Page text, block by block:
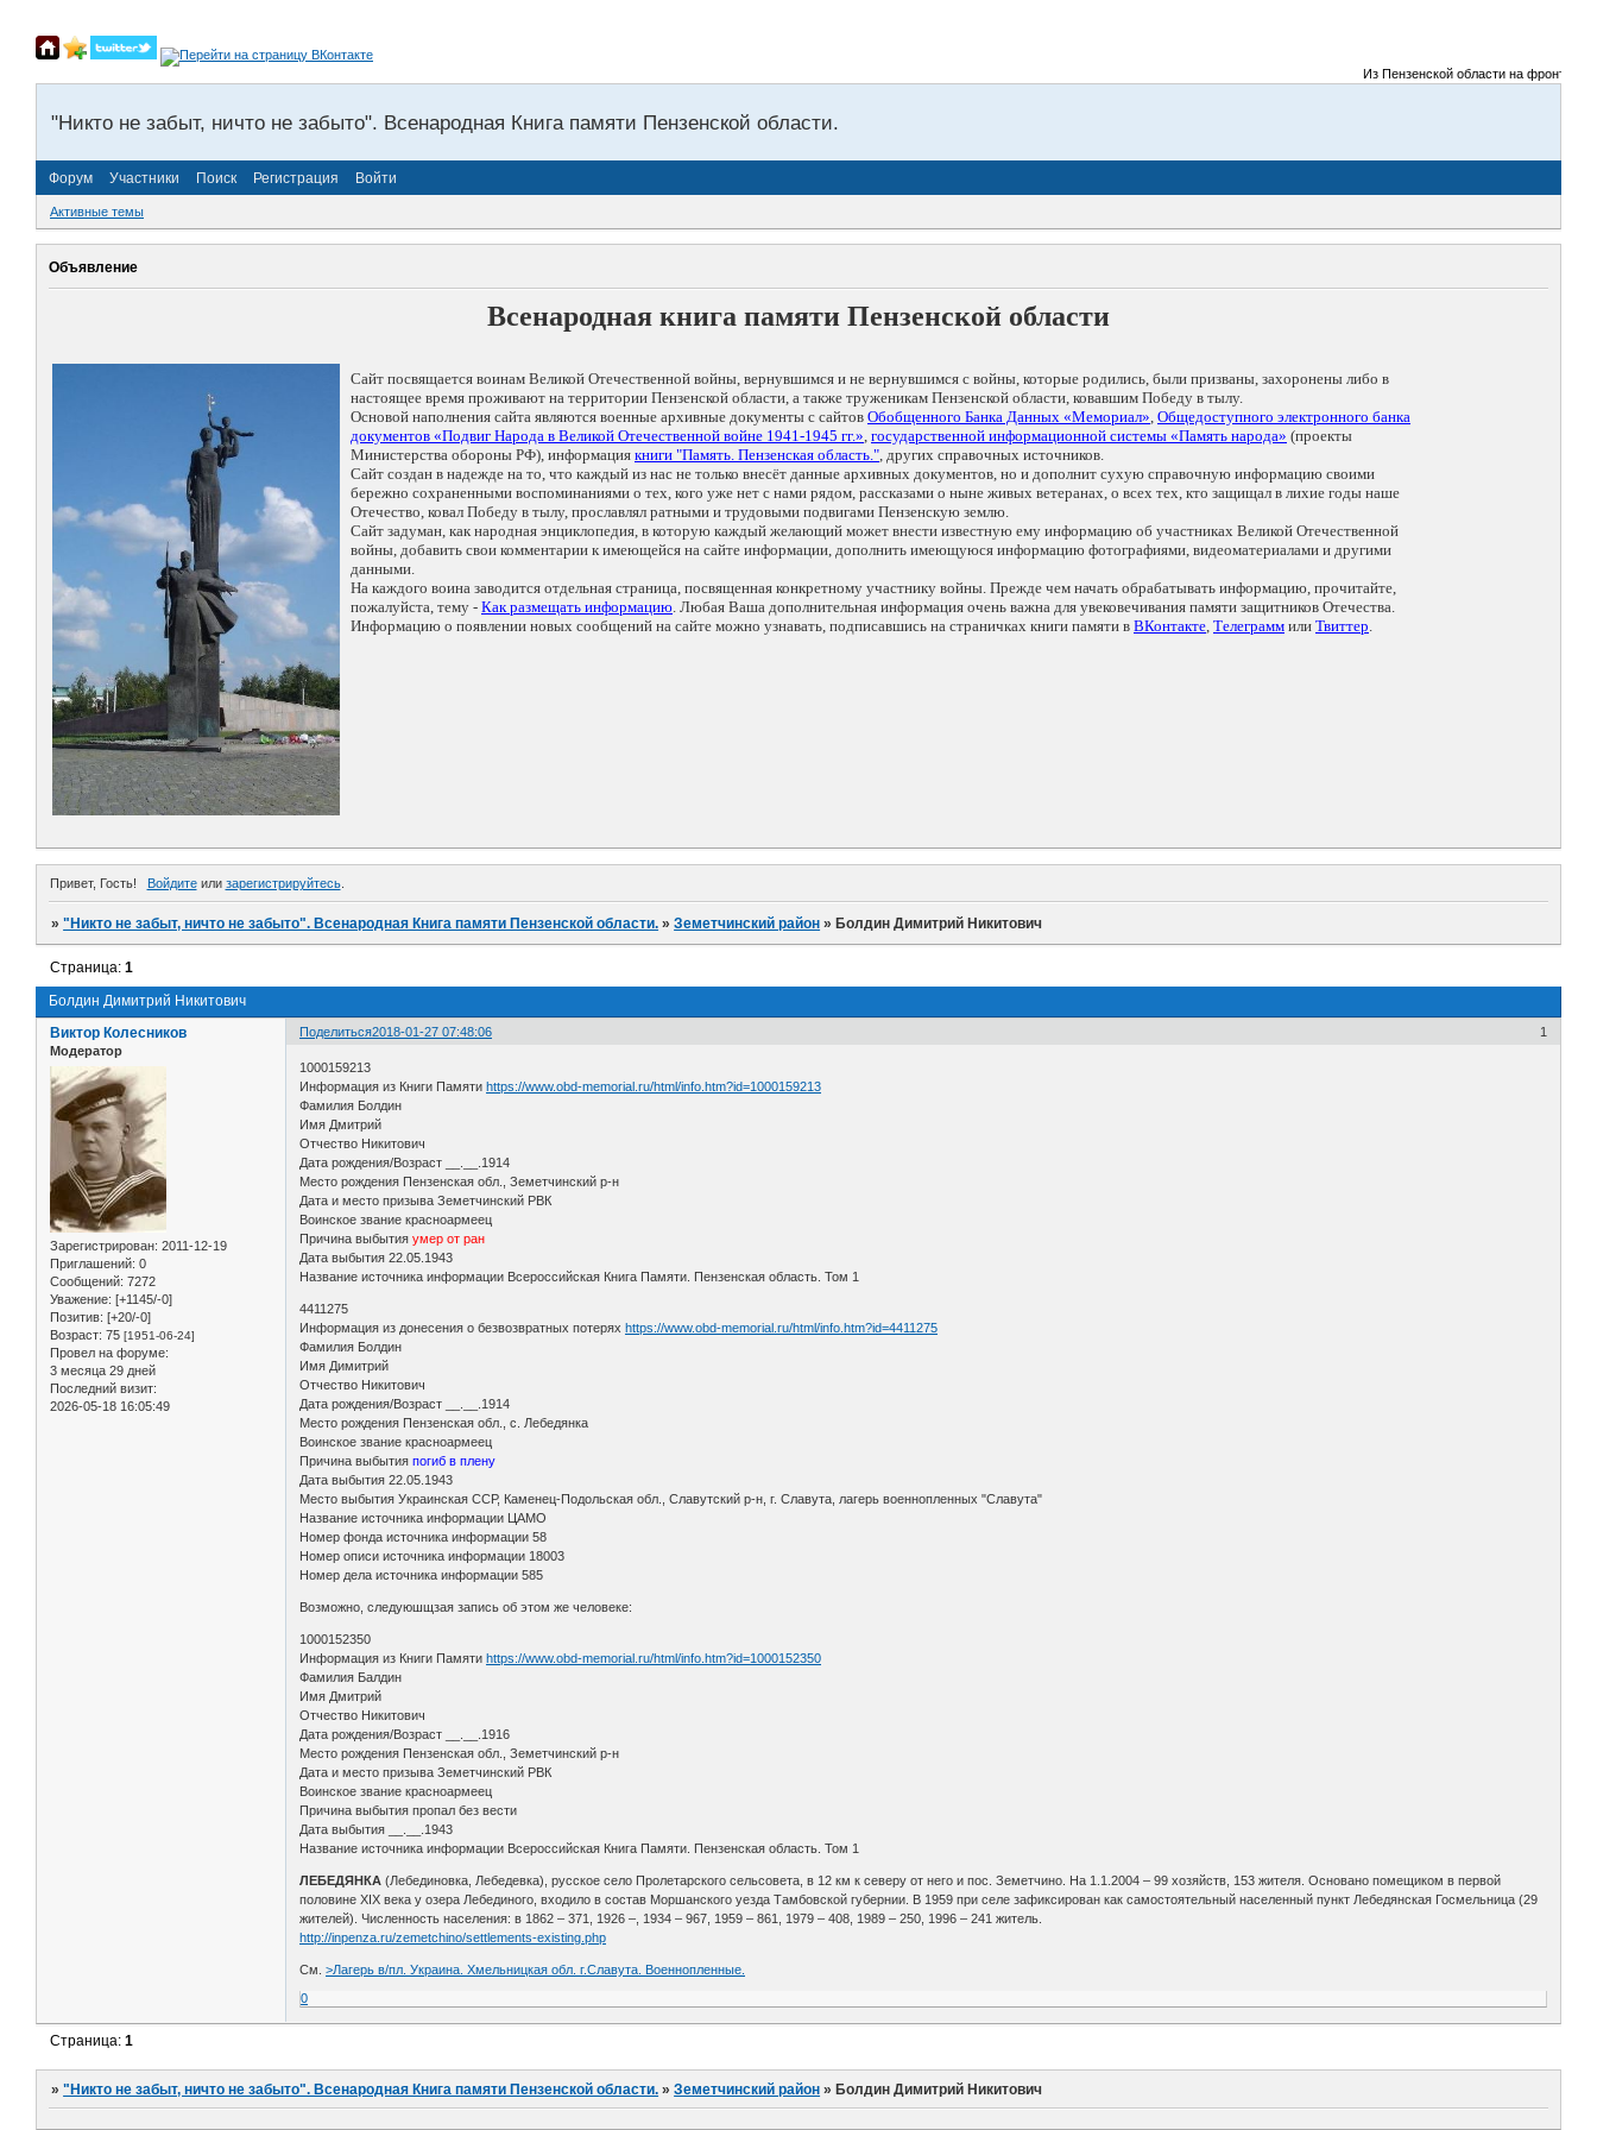
Из Пензенской области на фронты
"Никто не забыт, ничто не забыто". Всенародная Книга памяти Пензенской области.
Форум Участники Поиск Регистрация Войти
Активные темы
Объявление
Всенародная книга памяти Пензенской области
Сайт посвящается воинам Великой Отечественной войны, вернувшимся и не вернувшимся с войны, которые родились, были призваны, захоронены либо в
настоящее время проживают на территории Пензенской области, а также труженикам Пензенской области, ковавшим Победу в тылу.
Основой наполнения сайта являются военные архивные документы с сайтов Обобщенного Банка Данных «Мемориал», Общедоступного электронного банка
документов «Подвиг Народа в Великой Отечественной войне 1941-1945 гг.», государственной информационной системы «Память народа» (проекты
Министерства обороны РФ), информация книги "Память. Пензенская область.", других справочных источников.
Сайт создан в надежде на то, что каждый из нас не только внесёт данные архивных документов, но и дополнит сухую справочную информацию своими
бережно сохраненными воспоминаниями о тех, кого уже нет с нами рядом, рассказами о ныне живых ветеранах, о всех тех, кто защищал в лихие годы наше
Отечество, ковал Победу в тылу, прославлял ратными и трудовыми подвигами Пензенскую землю.
Сайт задуман, как народная энциклопедия, в которую каждый желающий может внести известную ему информацию об участниках Великой Отечественной
войны, добавить свои комментарии к имеющейся на сайте информации, дополнить имеющуюся информацию фотографиями, видеоматериалами и другими
данными.
На каждого воина заводится отдельная страница, посвященная конкретному участнику войны. Прежде чем начать обрабатывать информацию, прочитайте,
пожалуйста, тему - Как размещать информацию. Любая Ваша дополнительная информация очень важна для увековечивания памяти защитников Отечества.
Информацию о появлении новых сообщений на сайте можно узнавать, подписавшись на страничках книги памяти в ВКонтакте, Телеграмм или Твиттер.
Привет, Гость! Войдитеили зарегистрируйтесь.
»"Никто не забыт, ничто не забыто". Всенародная Книга памяти Пензенской области. »Земетчинский район » Болдин Димитрий Никитович
Болдин Димитрий Никитович
Страница:1
Поделиться 1
2018-01-27 07:48:06
Виктор Колесников
Модератор
Зарегистрирован: 2011-12-19
Приглашений: 0
Сообщений: 7272
Уважение: [+1145/-0]
Позитив: [+20/-0]
Возраст: 75 [1951-06-24]
Провел на форуме:
3 месяца 29 дней
Последний визит:
2026-05-18 16:05:49
1000159213
Информация из Книги Памятиhttps://www.obd-memorial.ru/html/info.htm?id=1000159213
Фамилия Болдин
Имя Дмитрий
Отчество Никитович
Дата рождения/Возраст __.__.1914
Место рождения Пензенская обл., Земетчинский р-н
Дата и место призыва Земетчинский РВК
Воинское звание красноармеец
Причина выбытияумер от ран
Дата выбытия 22.05.1943
Название источника информации Всероссийская Книга Памяти. Пензенская область. Том 1
4411275
Информация из донесения о безвозвратных потеряхhttps://www.obd-memorial.ru/html/info.htm?id=4411275
Фамилия Болдин
Имя Димитрий
Отчество Никитович
Дата рождения/Возраст __.__.1914
Место рождения Пензенская обл., с. Лебедянка
Воинское звание красноармеец
Причина выбытияпогиб в плену
Дата выбытия 22.05.1943
Место выбытия Украинская ССР, Каменец-Подольская обл., Славутский р-н, г. Славута, лагерь военнопленных "Славута"
Название источника информации ЦАМО
Номер фонда источника информации 58
Номер описи источника информации 18003
Номер дела источника информации 585
Возможно, следуюшщзая запись об этом же человеке:
1000152350
Информация из Книги Памятиhttps://www.obd-memorial.ru/html/info.htm?id=1000152350
Фамилия Балдин
Имя Дмитрий
Отчество Никитович
Дата рождения/Возраст __.__.1916
Место рождения Пензенская обл., Земетчинский р-н
Дата и место призыва Земетчинский РВК
Воинское звание красноармеец
Причина выбытия пропал без вести
Дата выбытия __.__.1943
Название источника информации Всероссийская Книга Памяти. Пензенская область. Том 1
ЛЕБЕДЯНКА (Лебединовка, Лебедевка), русское село Пролетарского сельсовета, в 12 км к северу от него и пос. Земетчино. На 1.1.2004 – 99 хозяйств, 153 жителя. Основано помещиком в первой
половине XIX века у озера Лебединого, входило в состав Моршанского уезда Тамбовской губернии. В 1959 при селе зафиксирован как самостоятельный населенный пункт Лебедянская Госмельница (29
жителей). Численность населения: в 1862 – 371, 1926 –, 1934 – 967, 1959 – 861, 1979 – 408, 1989 – 250, 1996 – 241 житель.
http://inpenza.ru/zemetchino/settlements-existing.php
См.>Лагерь в/пл. Украина. Хмельницкая обл. г.Славута. Военнопленные.
0
Страница:1
»"Никто не забыт, ничто не забыто". Всенародная Книга памяти Пензенской области. »Земетчинский район » Болдин Димитрий Никитович